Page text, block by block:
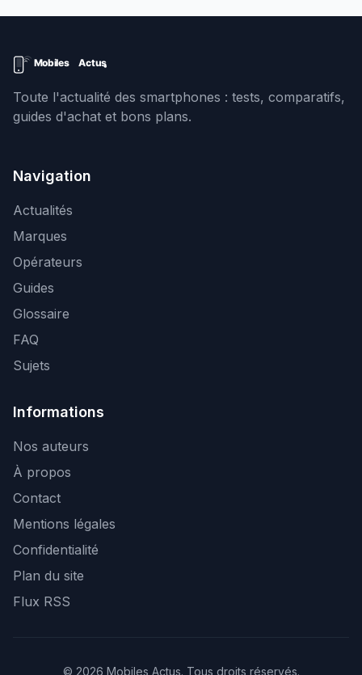
Toute l'actualité des smartphones : tests, comparatifs,
guides d'achat et bons plans.
Navigation
Actualités
Marques
Opérateurs
Guides
Glossaire
FAQ
Sujets
Informations
Nos auteurs
À propos
Contact
Mentions légales
Confidentialité
Plan du site
Flux RSS
© 2026 Mobiles Actus. Tous droits réservés.